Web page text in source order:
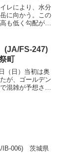
レにより、水分
に向かう。この
も低く勾配が緩
の林の中をのん
...
FS-247)
町
（日）当初は奥
が、ゴールデン
混雑が予想され
006) 茨城県